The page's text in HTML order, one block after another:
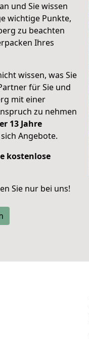
und Sie wissen
wichtige Punkte,
zu beachten
Ihres
wissen, was Sie
für Sie und
mit einer
zu nehmen
13 Jahre
Angebote.
kostenlose
Sie nur bei uns!